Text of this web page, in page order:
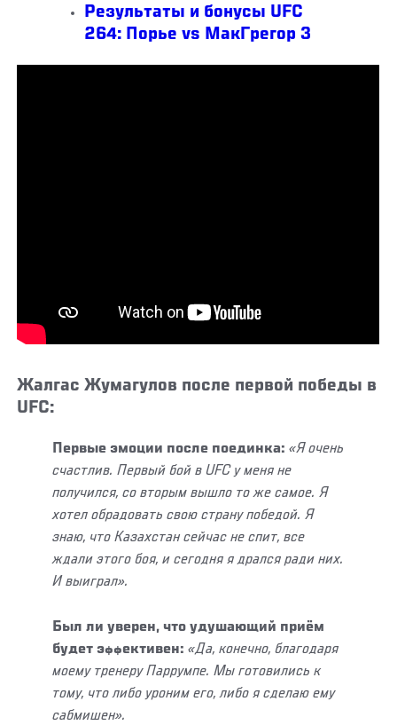
Результаты и бонусы UFC
264: Порье vs МакГрегор 3
Жалгас Жумагулов после первой победы в
UFC:
Первые эмоции после поединка:«Я очень
счастлив. Первый бой в UFC у меня не
получился, со вторым вышло то же самое. Я
хотел обрадовать свою страну победой. Я
знаю, что Казахстан сейчас не спит, все
ждали этого боя, и сегодня я дрался ради них.
И выиграл».
Был ли уверен, что удушающий приём
будет эффективен:«Да, конечно, благодаря
моему тренеру Паррумпе. Мы готовились к
тому, что либо уроним его, либо я сделаю ему
сабмишен».